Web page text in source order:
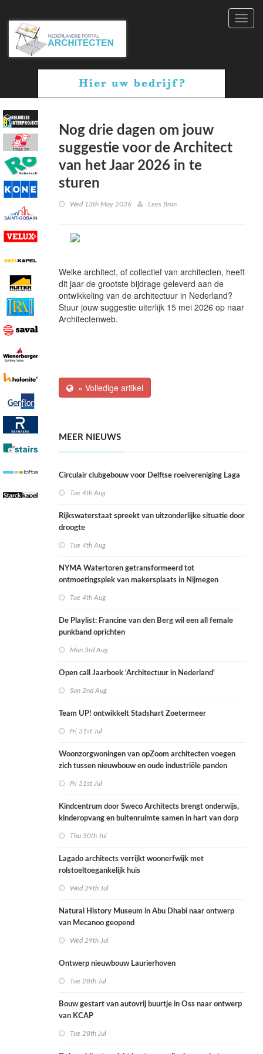
Nog drie dagen om jouw
suggestie voor de Architect
van het Jaar 2026 in te
sturen
Wed 13th May 2026 Lees Bron
Welke architect, of collectief van architecten, heeft
dit jaar de grootste bijdrage geleverd aan de
ontwikkeling van de architectuur in Nederland?
Stuur jouw suggestie uiterlijk 15 mei 2026 op naar
Architectenweb.
» Volledige artikel
MEER NIEUWS
Circulair clubgebouw voor Delftse roeivereniging Laga
Tue 4th Aug
Rijkswaterstaat spreekt van uitzonderlijke situatie door
droogte
Tue 4th Aug
NYMA Watertoren getransformeerd tot
ontmoetingsplek van makersplaats in Nijmegen
Tue 4th Aug
De Playlist: Francine van den Berg wil een all female
punkband oprichten
Mon 3rd Aug
Open call Jaarboek ‘Architectuur in Nederland’
Sun 2nd Aug
Team UP! ontwikkelt Stadshart Zoetermeer
Fri 31st Jul
Woonzorgwoningen van opZoom architecten voegen
zich tussen nieuwbouw en oude industriële panden
Fri 31st Jul
Kindcentrum door Sweco Architects brengt onderwijs,
kinderopvang en buitenruimte samen in hart van dorp
Thu 30th Jul
Lagado architects verrijkt woonerfwijk met
rolstoeltoegankelijk huis
Wed 29th Jul
Natural History Museum in Abu Dhabi naar ontwerp
van Mecanoo geopend
Wed 29th Jul
Ontwerp nieuwbouw Laurierhoven
Tue 28th Jul
Bouw gestart van autovrij buurtje in Oss naar ontwerp
van KCAP
Tue 28th Jul